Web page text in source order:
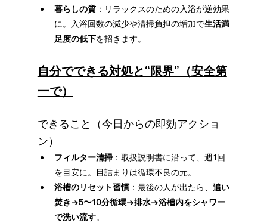
暮らしの質：リラックスのための入浴が逆効果
に。入浴回数の減少や清掃負担の増加で生活満
足度の低下を招きます。
自分でできる対処と“限界”（安全第
一で）
できること（今日からの即効アクショ
ン）
フィルター清掃：取扱説明書に沿って、週1回
を目安に。目詰まりは循環不良の元。
浴槽のリセット習慣：最後の人が出たら、 追い
焚き→5〜10分循環→排水→浴槽内をシャワー
で洗い流す。